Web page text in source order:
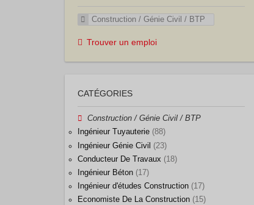
Construction / Génie Civil / BTP
Trouver un emploi
CATÉGORIES
Construction / Génie Civil / BTP
Ingénieur Tuyauterie (88)
Ingénieur Génie Civil
(23)
Conducteur De Travaux (18)
Ingénieur Béton (17)
Ingénieur d'études Construction (17)
Economiste De La Construction (15)